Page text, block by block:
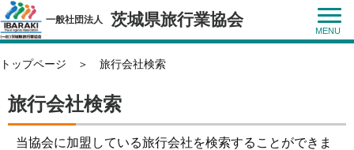
一般社団法人 茨城県旅行業協会
トップページ ＞ 旅行会社検索
旅行会社検索
当協会に加盟している旅行会社を検索することができま